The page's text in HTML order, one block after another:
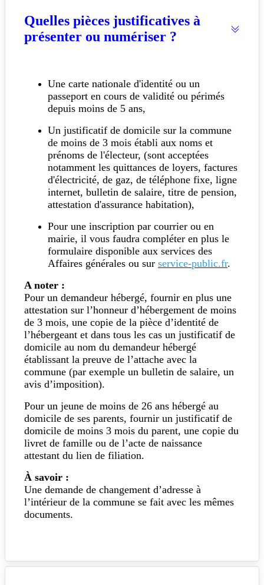
Quelles pièces justificatives à
présenter ou numériser ?
Une carte nationale d'identité ou un
passeport en cours de validité ou périmés
depuis moins de 5 ans,
Un justificatif de domicile sur la commune
de moins de 3 mois établi aux noms et
prénoms de l'électeur, (sont acceptées
notamment les quittances de loyers, factures
d'électricité, de gaz, de téléphone fixe, ligne
internet, bulletin de salaire, titre de pension,
attestation d'assurance habitation),
Pour une inscription par courrier ou en
mairie, il vous faudra compléter en plus le
formulaire disponible aux services des
Affaires générales ou sur service-public.fr.
A noter :
Pour un demandeur hébergé, fournir en plus une
attestation sur l’honneur d’hébergement de moins
de 3 mois, une copie de la pièce d’identité de
l’hébergeant et dans tous les cas un justificatif de
domicile au nom du demandeur hébergé
établissant la preuve de l’attache avec la
commune (par exemple un bulletin de salaire, un
avis d’imposition).
Pour un jeune de moins de 26 ans hébergé au
domicile de ses parents, fournir un justificatif de
domicile de moins 3 mois du parent, une copie du
livret de famille ou de l’acte de naissance
attestant du lien de filiation.
À savoir :
Une demande de changement d’adresse à
l’intérieur de la commune se fait avec les mêmes
documents.